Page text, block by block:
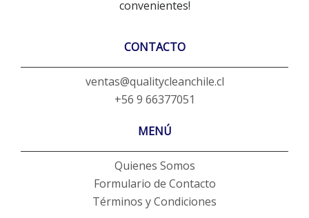
convenientes!
CONTACTO
ventas@qualitycleanchile.cl
+56 9 66377051
MENÚ
Quienes Somos
Formulario de Contacto
Términos y Condiciones